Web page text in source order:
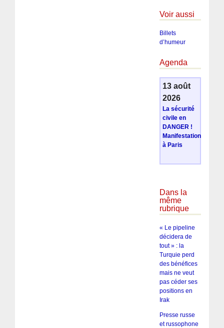
Voir aussi
Billets
d’humeur
Agenda
13 août
2026
La sécurité
civile en
DANGER !
Manifestation
à Paris
Dans la
même
rubrique
« Le pipeline
décidera de
tout » : la
Turquie perd
des bénéfices
mais ne veut
pas céder ses
positions en
Irak
Presse russe
et russophone